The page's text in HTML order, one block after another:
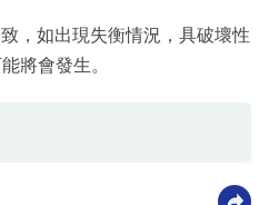
，如出現失衡情況，具破壞性
將會發生。